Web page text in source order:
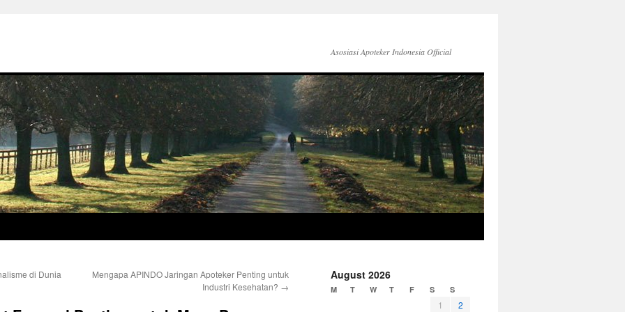
Asosiasi Apoteker Indonesia Official
di Dunia
Mengapa APINDO Jaringan Apoteker Penting untuk
Industri Kesehatan? →
August 2026
M T W T F S S
1
2